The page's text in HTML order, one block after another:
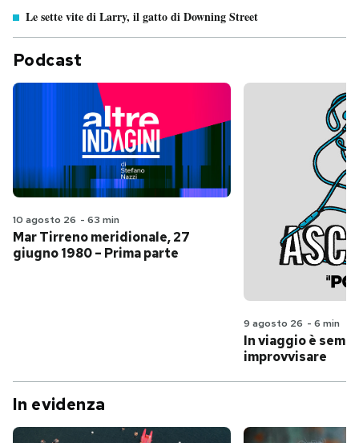
Le sette vite di Larry, il gatto di Downing Street
Podcast
10 agosto 26 - 63 min
Mar Tirreno meridionale, 27
giugno 1980 – Prima parte
9 agosto 26 - 6 min
In viaggio è
improvvisare
In evidenza